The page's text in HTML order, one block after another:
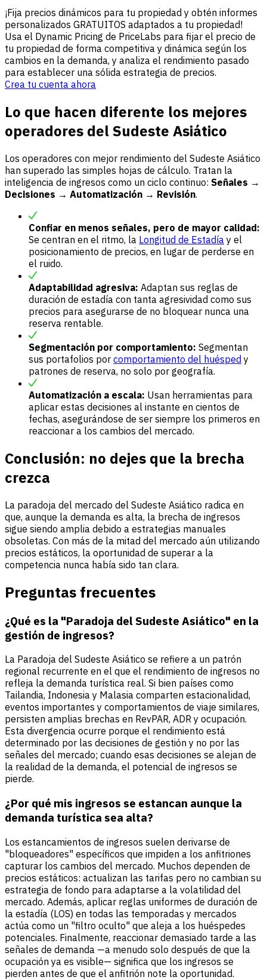
¡Fija precios dinámicos para tu propiedad y obtén informes
personalizados GRATUITOS adaptados a tu propiedad!
Usa el Dynamic Pricing de PriceLabs para fijar el precio de
tu propiedad de forma competitiva y dinámica según los
cambios en la demanda, y analiza el rendimiento pasado
para establecer una sólida estrategia de precios.
Crea tu cuenta ahora
Lo que hacen diferente los mejores
operadores del Sudeste Asiático
Los operadores con mejor rendimiento del Sudeste Asiático
han superado las simples hojas de cálculo. Tratan la
inteligencia de ingresos como un ciclo continuo: Señales →
Decisiones → Automatización → Revisión.
Confiar en menos señales, pero de mayor calidad:
Se centran en el ritmo, la Longitud de Estadía y el
posicionamiento de precios, en lugar de perderse en
el ruido.
Adaptabilidad agresiva: Adaptan sus reglas de
duración de estadía con tanta agresividad como sus
precios para asegurarse de no bloquear nunca una
reserva rentable.
Segmentación por comportamiento: Segmentan
sus portafolios por comportamiento del huésped y
patrones de reserva, no solo por geografía.
Automatización a escala: Usan herramientas para
aplicar estas decisiones al instante en cientos de
fechas, asegurándose de ser siempre los primeros en
reaccionar a los cambios del mercado.
Conclusión: no dejes que la brecha
crezca
La paradoja del mercado del Sudeste Asiático radica en
que, aunque la demanda es alta, la brecha de ingresos
sigue siendo amplia debido a estrategias manuales
obsoletas. Con más de la mitad del mercado aún utilizando
precios estáticos, la oportunidad de superar a la
competencia nunca había sido tan clara.
Preguntas frecuentes
¿Qué es la "Paradoja del Sudeste Asiático" en la
gestión de ingresos?
La Paradoja del Sudeste Asiático se refiere a un patrón
regional recurrente en el que el rendimiento de ingresos no
refleja la demanda turística real. Si bien países como
Tailandia, Indonesia y Malasia comparten estacionalidad,
eventos importantes y comportamientos de viaje similares,
persisten amplias brechas en RevPAR, ADR y ocupación.
Esta divergencia ocurre porque el rendimiento está
determinado por las decisiones de gestión y no por las
señales del mercado; cuando esas decisiones se alejan de
la realidad de la demanda, el potencial de ingresos se
pierde.
¿Por qué mis ingresos se estancan aunque la
demanda turística sea alta?
Los estancamientos de ingresos suelen derivarse de
"bloqueadores" específicos que impiden a los anfitriones
capturar los cambios del mercado. Muchos dependen de
precios estáticos: actualizan las tarifas pero no cambian su
estrategia de fondo para adaptarse a la volatilidad del
mercado. Además, aplicar reglas uniformes de duración de
la estadía (LOS) en todas las temporadas y mercados
actúa como un "filtro oculto" que aleja a los huéspedes
potenciales. Finalmente, reaccionar demasiado tarde a las
señales de demanda —a menudo solo después de que la
ocupación ya es visible— significa que los ingresos se
pierden antes de que el anfitrión note la oportunidad.